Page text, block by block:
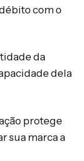
com o
da
dela
protege
sua marca a